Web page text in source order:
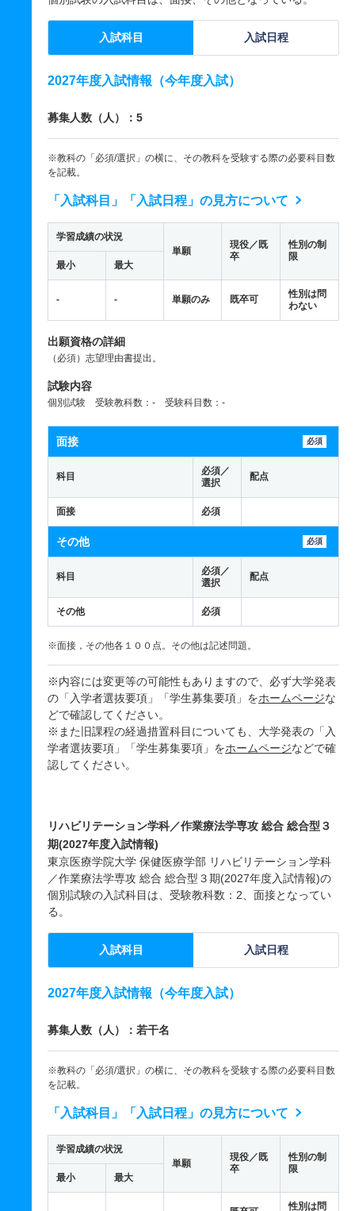
入試科目 入試日程
2027年度入試情報（今年度入試）
募集人数（人）：5
※教科の「必須/選択」の横に、その教科を受験する際の必要科目数
を記載。
「入試科目」「入試日程」の見方について
学習成績の状況
単願
現役／既
卒
性別の制
限
最小 最大
- - 単願のみ 既卒可
性別は問
わない
出願資格の詳細
（必須）志望理由書提出。
試験内容
個別試験 受験教科数：- 受験科目数：-
面接 必須
科目
必須／
選択
配点
面接 必須
その他 必須
科目
必須／
選択
配点
その他 必須
※面接，その他各１００点。その他は記述問題。
※内容には変更等の可能性もありますので、必ず大学発表
の「入学者選抜要項」「学生募集要項」をホームページな
どで確認してください。
※また旧課程の経過措置科目についても、大学発表の「入
学者選抜要項」「学生募集要項」をホームページなどで確
認してください。
リハビリテーション学科／作業療法学専攻 総合 総合型３
期(2027年度入試情報)
東京医療学院大学 保健医療学部 リハビリテーション学科
／作業療法学専攻 総合 総合型３期(2027年度入試情報)の
個別試験の入試科目は、受験教科数：2、面接となってい
る。
入試科目 入試日程
2027年度入試情報（今年度入試）
募集人数（人）：若干名
※教科の「必須/選択」の横に、その教科を受験する際の必要科目数
を記載。
「入試科目」「入試日程」の見方について
学習成績の状況
単願
現役／既
卒
性別の制
限
最小 最大
性別は問